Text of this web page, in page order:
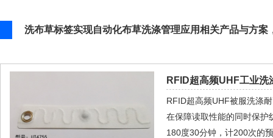
洗布草标签实现自动化布草洗涤管理应用相关产品与方案
RFID超高频UHF工业
RFID超高频UHF被服洗涤
在保障读取性能的同时保护
180度30分钟，计200次的